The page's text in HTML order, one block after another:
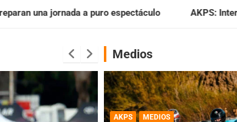
espectáculo AKPS: Intervino la IGJ y oficializó el
Medios
AKPS MEDIOS